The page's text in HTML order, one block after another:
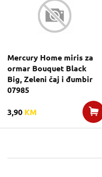
Mercury Home miris za
ormar Bouquet Black
Big, Zeleni čaj i đumbir
07985
3,90 KM